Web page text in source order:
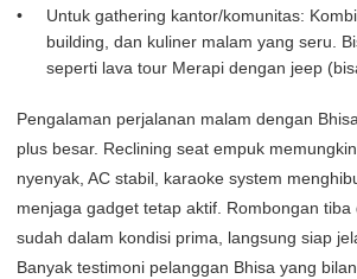
Untuk gathering kantor/komunitas:
building, dan kuliner malam yang seru.
seperti lava tour Merapi dengan jeep
Pengalaman perjalanan malam dengan
plus besar. Reclining seat empuk
nyenyak, AC stabil, karaoke system
menjaga gadget tetap aktif. Rombongan
sudah dalam kondisi prima, langsung siap
Banyak testimoni pelanggan Bhisa yang